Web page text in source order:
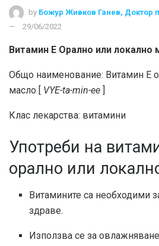
by Божур Живков Ганев, Доктор
29/06/2022
Витамин Е Орално или локално
Общо наименование: Витамин Е
масло [ VYE-ta-min-ee ]
Клас лекарства: витамини
Употреби на
орално или
Витамините са необходими
здраве.
Използва се за